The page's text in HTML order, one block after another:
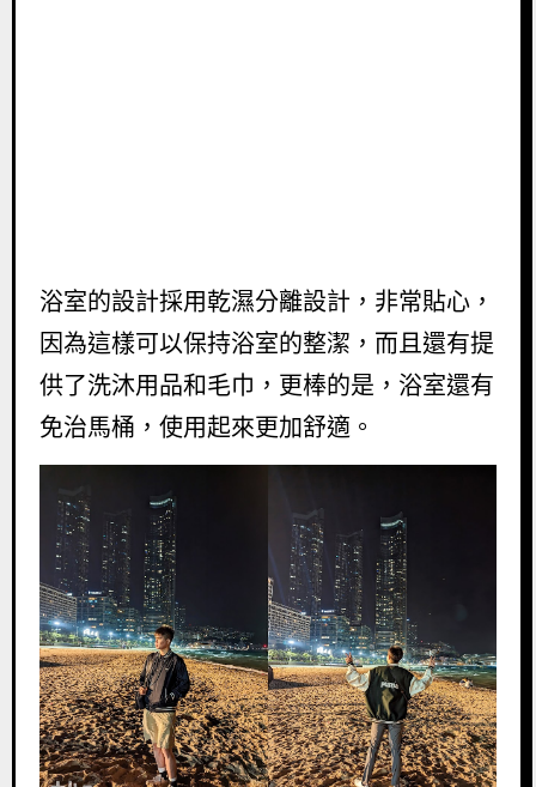
浴室的設計採用乾濕分離設計，非常貼心，
因為這樣可以保持浴室的整潔，而且還有提
供了洗沐用品和毛巾，更棒的是，浴室還有
免治馬桶，使用起來更加舒適。